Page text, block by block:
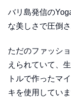
バリ島発信の
な美しさで圧倒さ
ただのファッシ
えられていて、
トルで作ったマ
キを使用していま